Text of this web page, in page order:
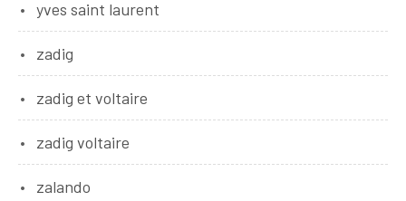
yves saint laurent
zadig
zadig et voltaire
zadig voltaire
zalando